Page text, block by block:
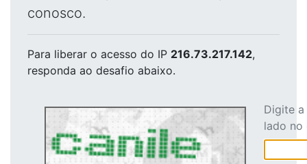
conosco.
Para liberar o acesso do IP 216.73.217.142,
responda ao desafio abaixo.
Digite
lado no